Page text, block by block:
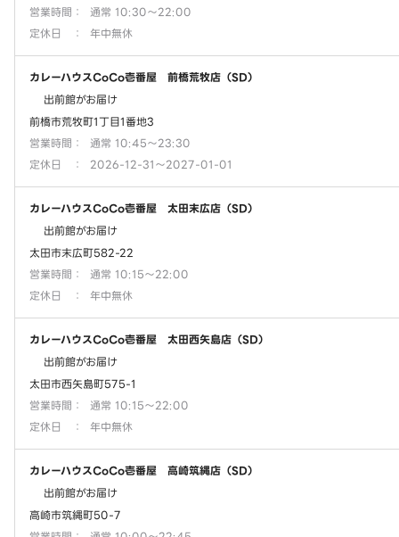
営業時間 ：
通常 10:30～22:00
定休日
： 年中無休
カレーハウスCoCo壱番屋 前橋荒牧店（SD）
出前館がお届け
前橋市荒牧町1丁目1番地3
営業時間 ：
通常 10:45～23:30
定休日
： 2026-12-31～2027-01-01
カレーハウスCoCo壱番屋 太田末広店（SD）
出前館がお届け
太田市末広町582-22
営業時間 ：
通常 10:15～22:00
定休日
： 年中無休
カレーハウスCoCo壱番屋 太田西矢島店（SD）
出前館がお届け
太田市西矢島町575-1
営業時間 ：
通常 10:15～22:00
定休日
： 年中無休
カレーハウスCoCo壱番屋 高崎筑縄店（SD）
出前館がお届け
高崎市筑縄町50-7